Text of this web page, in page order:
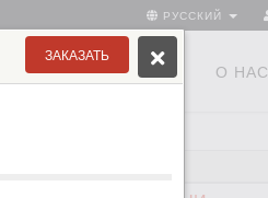
РУССКИЙ
ТУРСТУДИЯ О НАС
ЗАКАЗАТЬ